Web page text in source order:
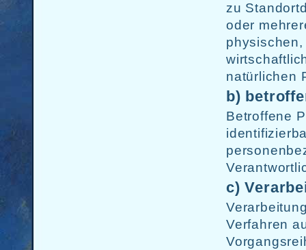
zu
oder
natürlichen
b)
Betroffene
c)
Verfahren